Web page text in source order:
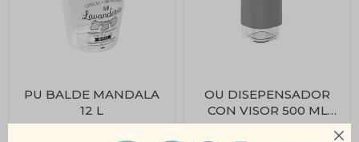

PU BALDE MANDALA
12 L
OU DISEPENSADOR
CON VISOR 500 ML
GRIS